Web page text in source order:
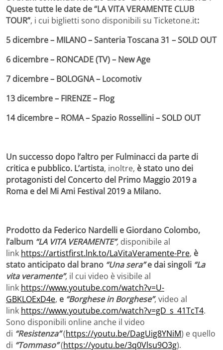
Queste tutte le date de “LA VITA VERAMENTE CLUB
TOUR”, i cui biglietti sono disponibili su Ticketone.it:
5 dicembre – MILANO – Santeria Toscana 31 – SOLD OUT
6 dicembre – RONCADE (TV) – New Age
7 dicembre – BOLOGNA – Locomotiv
13 dicembre – FIRENZE – Flog
14 dicembre – ROMA – Spazio Rossellini – SOLD OUT
Un successo dopo l’altro per Fulminacci da parte di
critica e pubblico. L’artista, inoltre, è stato uno dei
protagonisti del Concerto del Primo Maggio 2019 a
Roma e del Mi Ami Festival 2019 a Milano.
Prodotto da Federico Nardelli e Giordano Colombo,
l’album “LA VITA VERAMENTE”, disponibile al
link https://artistfirst.lnk.to/LaVitaVeramente-Pre, è
stato anticipato dal brano “Una sera” e dai singoli “La
vita veramente”, il cui video è visibile al
link https://www.youtube.com/watch?v=U-
GBKLOExD4e, e “Borghese in Borghese”, video al
link https://www.youtube.com/watch?v=gD_s_41TcT4.
Sono disponibili online anche il video
di “Resistenza”(https://youtu.be/DagUig8YNiM) e quello
di “Tommaso”(https://youtu.be/3q0Vlsu9O3g).